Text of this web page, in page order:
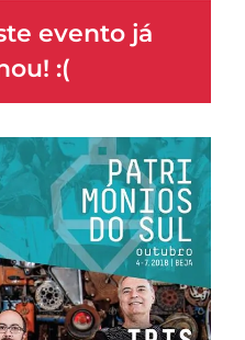
evento já
:(